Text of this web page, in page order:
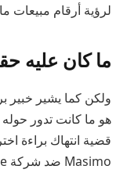
لرؤية أرقام مبيعات
ما كان عليه
ولكن كما يشير خبير
هو ما كانت تدور
Masimo ضد شركة Apple.